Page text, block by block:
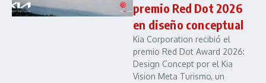
premio Red Dot 2026
en diseño conceptual
Kia Corporation recibió el
premio Red Dot Award 2026:
Design Concept por el Kia
Vision Meta Turismo, un